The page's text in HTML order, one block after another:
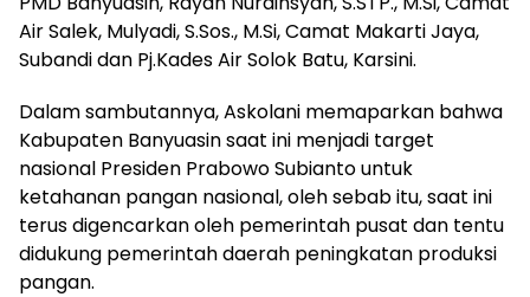
Air Salek, Mulyadi, S.Sos., M.Si, Camat Makarti Jaya,
Subandi dan Pj.Kades Air Solok Batu, Karsini.
Dalam sambutannya, Askolani memaparkan bahwa
Kabupaten Banyuasin saat ini menjadi target
nasional Presiden Prabowo Subianto untuk
ketahanan pangan nasional, oleh sebab itu, saat ini
terus digencarkan oleh pemerintah pusat dan tentu
didukung pemerintah daerah peningkatan produksi
pangan.